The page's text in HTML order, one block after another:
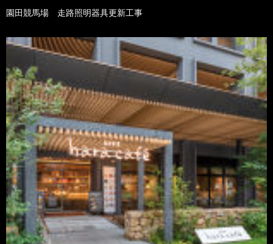
園田競馬場 走路照明器具更新工事